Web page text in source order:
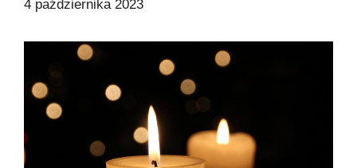
4 października 2023